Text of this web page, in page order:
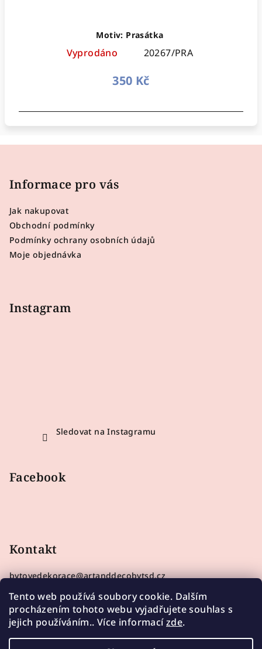
Tento web používá soubory cookie. Dalším
procházením tohoto webu vyjadřujete souhlas s
jejich používáním.. Více informacízde.
Motiv: Prasátka
Vyprodáno 20267/PRA
350 Kč
Informace pro vás
Jak nakupovat
Obchodní podmínky
Podmínky ochrany osobních údajů
Moje objednávka
Instagram
Sledovat na Instagramu
Facebook
Kontakt
bytovedekorace@artanddecobytsd.cz